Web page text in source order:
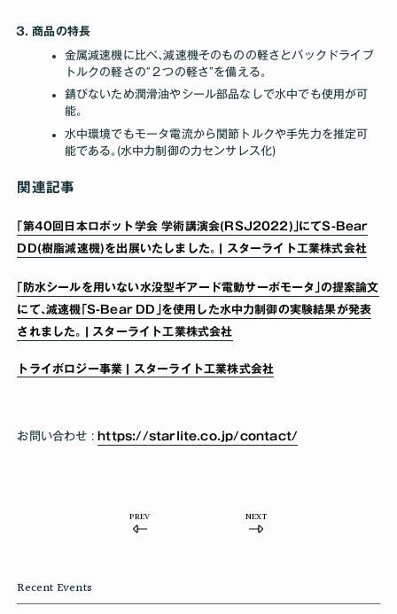
商品の特長
金属減速機に比べ､減速機そのものの軽さとバックドライブ
トルクの軽さの“２つの軽さ”を備える｡
錆びないため潤滑油やシール部品なしで水中でも使用が可
能｡
水中環境でもモータ電流から関節トルクや手先力を推定可
能である｡(水中力制御の力センサレス化)
関連記事
｢第40回日本ロボット学会 学術講演会(RSJ2022)｣にてS-Bear
DD(樹脂減速機)を出展いたしました｡ | スターライト工業株式会社
｢防水シールを用いない水没型ギアード電動サーボモータ｣の提案論文
にて､減速機｢S-Bear DD｣を使用した水中力制御の実験結果が発表
されました｡ | スターライト工業株式会社
トライボロジー事業 | スターライト工業株式会社
お問い合わせ : https://starlite.co.jp/contact/
PREV NEXT
Recent Events